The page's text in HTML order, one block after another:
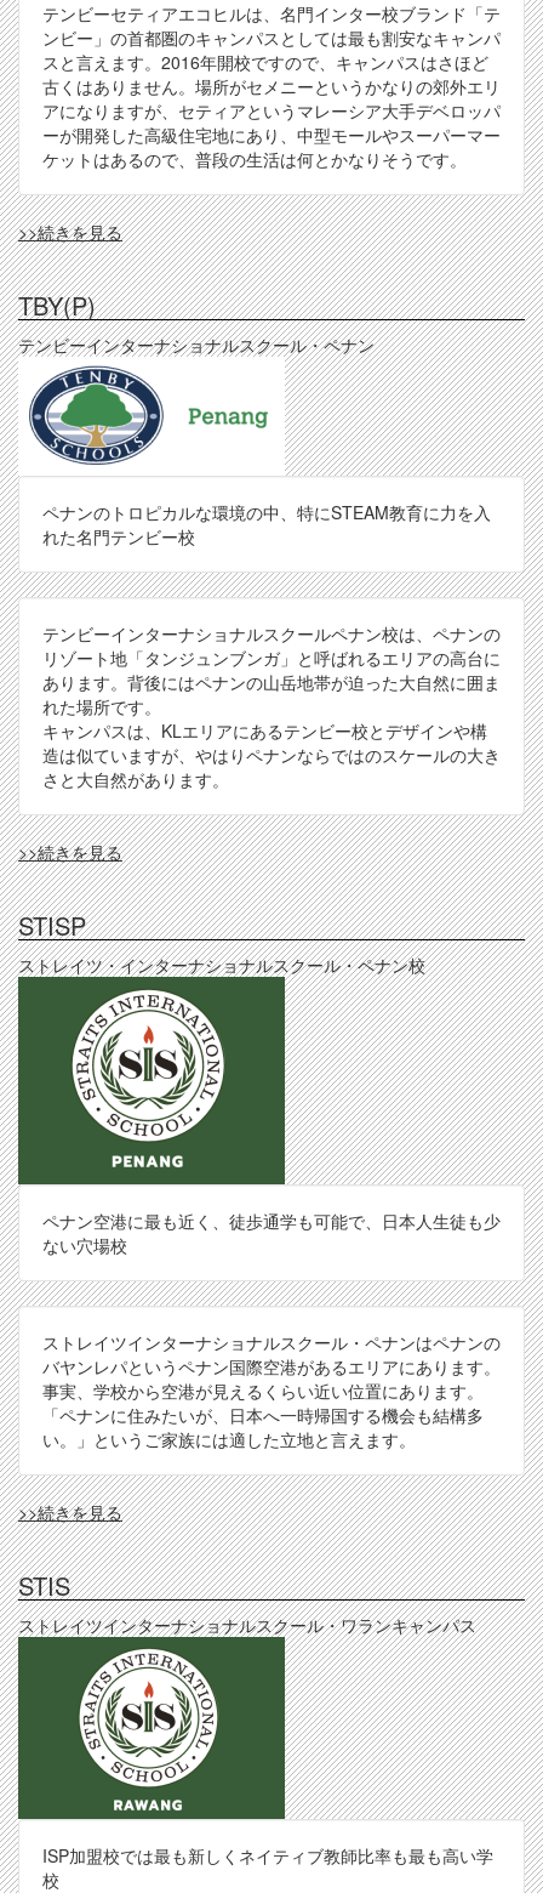
テンビーセティアエコヒルは、名門インター校ブランド「テ
ンビー」の首都圏のキャンパスとしては最も割安なキャンパ
スと言えます。2016年開校ですので、キャンパスはさほど
古くはありません。場所がセメニーというかなりの郊外エリ
アになりますが、セティアというマレーシア大手デベロッパ
ーが開発した高級住宅地にあり、中型モールやスーパーマー
ケットはあるので、普段の生活は何とかなりそうです。
TBY(SEH)
の
>>続きを見る
TBY(P)
テンビーインターナショナルスクール・ペナン
ペナンのトロピカルな環境の中、特にSTEAM教育に力を入
れた名門テンビー校
テンビーインターナショナルスクールペナン校は、ペナンの
リゾート地「タンジュンブンガ」と呼ばれるエリアの高台に
あります。背後にはペナンの山岳地帯が迫った大自然に囲ま
れた場所です。
キャンパスは、KLエリアにあるテンビー校とデザインや構
造は似ていますが、やはりペナンならではのスケールの大き
さと大自然があります。
TBY(P)
の
>>続きを見る
STISP
ストレイツ・インターナショナルスクール・ペナン校
ペナン空港に最も近く、徒歩通学も可能で、日本人生徒も少
ない穴場校
ストレイツインターナショナルスクール・ペナンはペナンの
バヤンレパというペナン国際空港があるエリアにあります。
事実、学校から空港が見えるくらい近い位置にあります。
「ペナンに住みたいが、日本へ一時帰国する機会も結構多
い。」というご家族には適した立地と言えます。
STISP
の
>>続きを見る
STIS
ストレイツインターナショナルスクール・ワランキャンパス
ISP加盟校では最も新しくネイティブ教師比率も最も高い学
校